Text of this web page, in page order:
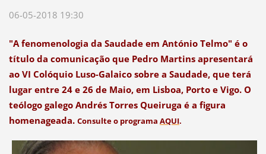
06-05-2018 19:30
"A fenomenologia da Saudade em António Telmo" é o
título da comunicação que Pedro Martins apresentará
ao VI Colóquio Luso-Galaico sobre a Saudade, que terá
lugar entre 24 e 26 de Maio, em Lisboa, Porto e Vigo. O
teólogo galego Andrés Torres Queiruga é a figura
homenageada. Consulte o programa AQUI.